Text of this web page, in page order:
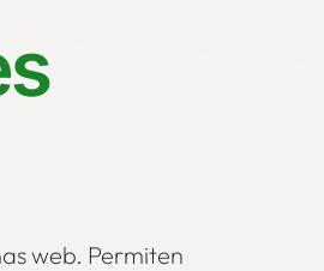
web. Permiten